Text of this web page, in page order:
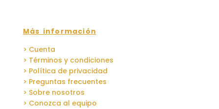
Más información
> Cuenta
> Términos y condiciones
> Política de privacidad
> Preguntas frecuentes
> Sobre nosotros
> Conozca al equipo